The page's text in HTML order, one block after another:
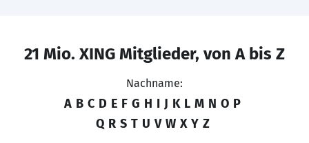
21 Mio. XING Mitglieder, von A bis Z
Nachname:
A B C D E F G H I J K L M N O P
Q R S T U V W X Y Z